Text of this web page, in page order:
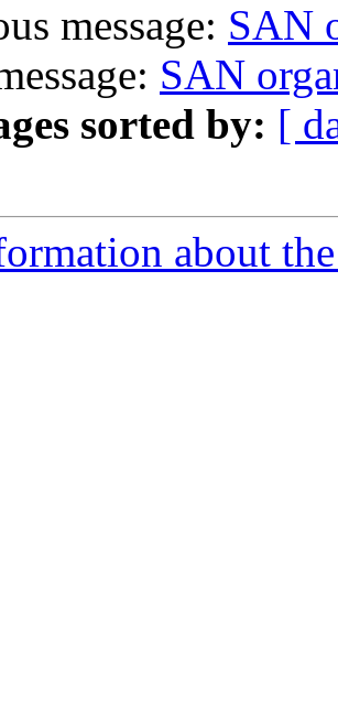
message: SAN
SAN
sorted by: [
about